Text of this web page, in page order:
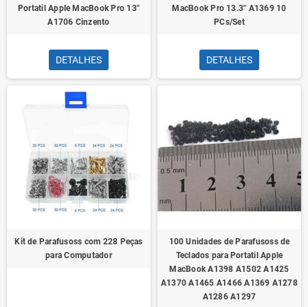
Portatil Apple MacBook Pro 13"
A1706 Cinzento
DETALHES
MacBook Pro 13.3" A1369 10
PCs/Set
DETALHES
Kit de Parafusoss com 228 Peças
para Computador
100 Unidades de Parafusoss de
Teclados para Portatil Apple
MacBook A1398 A1502 A1425
A1370 A1465 A1466 A1369 A1278
A1286 A1297